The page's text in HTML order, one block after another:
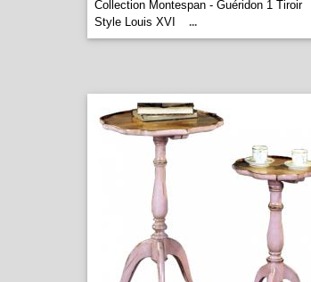
Collection Montespan - Guéridon 1 Tiroir
Style Louis XVI
...